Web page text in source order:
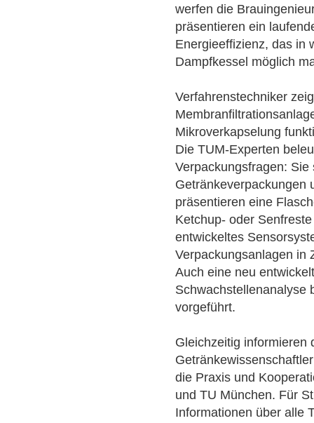
werfen die
präsentieren ein
Energieeffizienz, das in
Dampfkessel möglich
Verfahrenstechniker
Mikroverkapselung
Die TUM-Experten
Verpackungsfragen:
Getränkeverpackungen
präsentieren eine
Ketchup- oder
entwickeltes
Verpackungsanlagen in
Auch eine neu
Schwachstellenanalyse
vorgeführt.
Gleichzeitig informieren
die Praxis und
und TU München. Für
Informationen über alle